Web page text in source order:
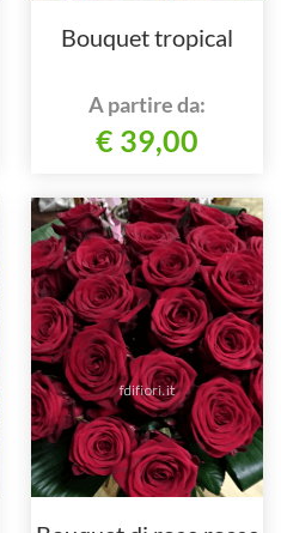
Bouquet tropical
A partire da:
€ 39,00